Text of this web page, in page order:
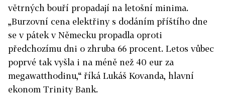
větrných bouří propadají na letošní minima.
„Burzovní cena elektřiny s dodáním příštího dne
se v pátek v Německu propadla oproti
předchozímu dni o zhruba 66 procent. Letos vůbec
poprvé tak vyšla i na méně než 40 eur za
megawatthodinu,“ říká Lukáš Kovanda, hlavní
ekonom Trinity Bank.